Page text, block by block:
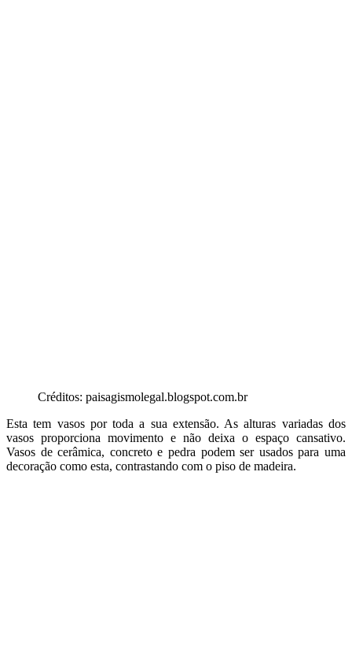
Créditos: paisagismolegal.blogspot.com.br
Esta tem vasos por toda a sua extensão. As alturas variadas dos
vasos proporciona movimento e não deixa o espaço cansativo.
Vasos de cerâmica, concreto e pedra podem ser usados para uma
decoração como esta, contrastando com o piso de madeira.